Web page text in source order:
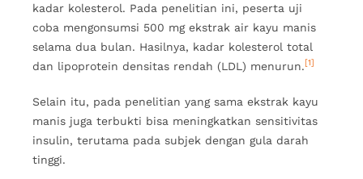
kadar kolesterol. Pada penelitian ini, peserta uji
coba mengonsumsi 500 mg ekstrak air kayu manis
selama dua bulan. Hasilnya, kadar kolesterol total
dan lipoprotein densitas rendah (LDL) menurun. [1]
Selain itu, pada penelitian yang sama ekstrak kayu
manis juga terbukti bisa meningkatkan sensitivitas
insulin, terutama pada subjek dengan gula darah
tinggi.